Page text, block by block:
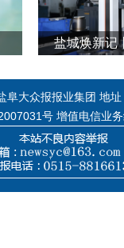
阜大众报报业集团 地
号 增值电信业